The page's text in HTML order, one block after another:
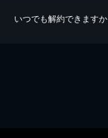
いつでも解約できますか